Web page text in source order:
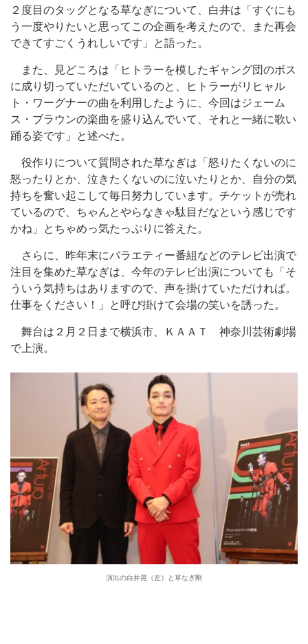
２度目のタッグとなる草なぎについて、白井は「すぐにも
う一度やりたいと思ってこの企画を考えたので、また再会
できてすごくうれしいです」と語った。
また、見どころは「ヒトラーを模したギャング団のボス
に成り切っていただいているのと、ヒトラーがリヒャル
ト・ワーグナーの曲を利用したように、今回はジェーム
ス・ブラウンの楽曲を盛り込んでいて、それと一緒に歌い
踊る姿です」と述べた。
役作りについて質問された草なぎは「怒りたくないのに
怒ったりとか、泣きたくないのに泣いたりとか、自分の気
持ちを奮い起こして毎日努力しています。チケットが売れ
ているので、ちゃんとやらなきゃ駄目だなという感じです
かね」とちゃめっ気たっぷりに答えた。
さらに、昨年末にバラエティー番組などのテレビ出演で
注目を集めた草なぎは、今年のテレビ出演についても「そ
ういう気持ちはありますので、声を掛けていただければ。
仕事をください！」と呼び掛けて会場の笑いを誘った。
舞台は２月２日まで横浜市、ＫＡＡＴ 神奈川芸術劇場
で上演。
演出の白井晃（左）と草なぎ剛